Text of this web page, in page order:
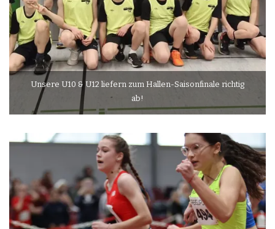
Unsere U10 & U12 liefern zum Hallen-Saisonfinale richtig
ab!